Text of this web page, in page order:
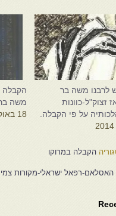
לרבנו משה בר
זצוק"ל-כוונות
על פי הקבלה.
הקבלה
משה בר
18 באוקטובר 2016
הקבלה במרוקו
רפאל ישראלי-מקורות